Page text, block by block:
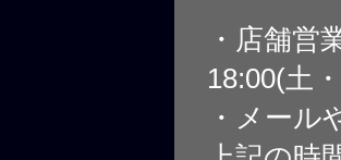
・店舗営
18:00(土
・メール